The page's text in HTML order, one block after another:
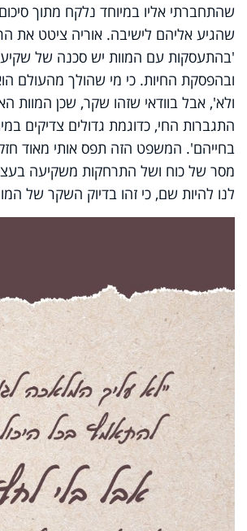
שהתחברתי אליו במיוחד נלקח מתוך
שהגיע אליהם לישיבה. אוריה ציטט את
'בהתעסקות עם המוות יש סכנה של
ובהפסקת החיות. כי מי שהולך מהעולם
ולא', אבל בוודאי שזהו שקר, שכן המוות
התגברות החי, כדוגמת גדולים צדיקים
בחייהם'. המשפט הזה תפס אותי מאוד
מסר של כוח ושל התרחקות משקיעה בעצב
לנו להיות שם, כי זהו בדיוק השקר של